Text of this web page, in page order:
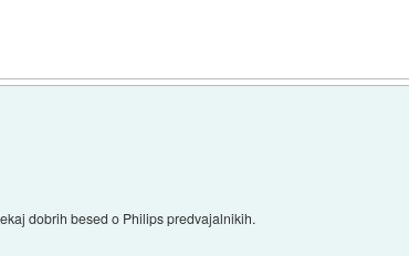
dobrih besed o Philips predvajalnikih.